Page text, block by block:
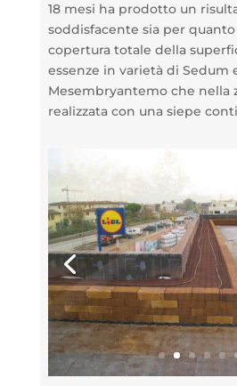
18 mesi ha prodotto un
soddisfacente sia per
copertura totale della
essenze in varietà di Sedum
Mesembryantemo che nella
realizzata con una siepe